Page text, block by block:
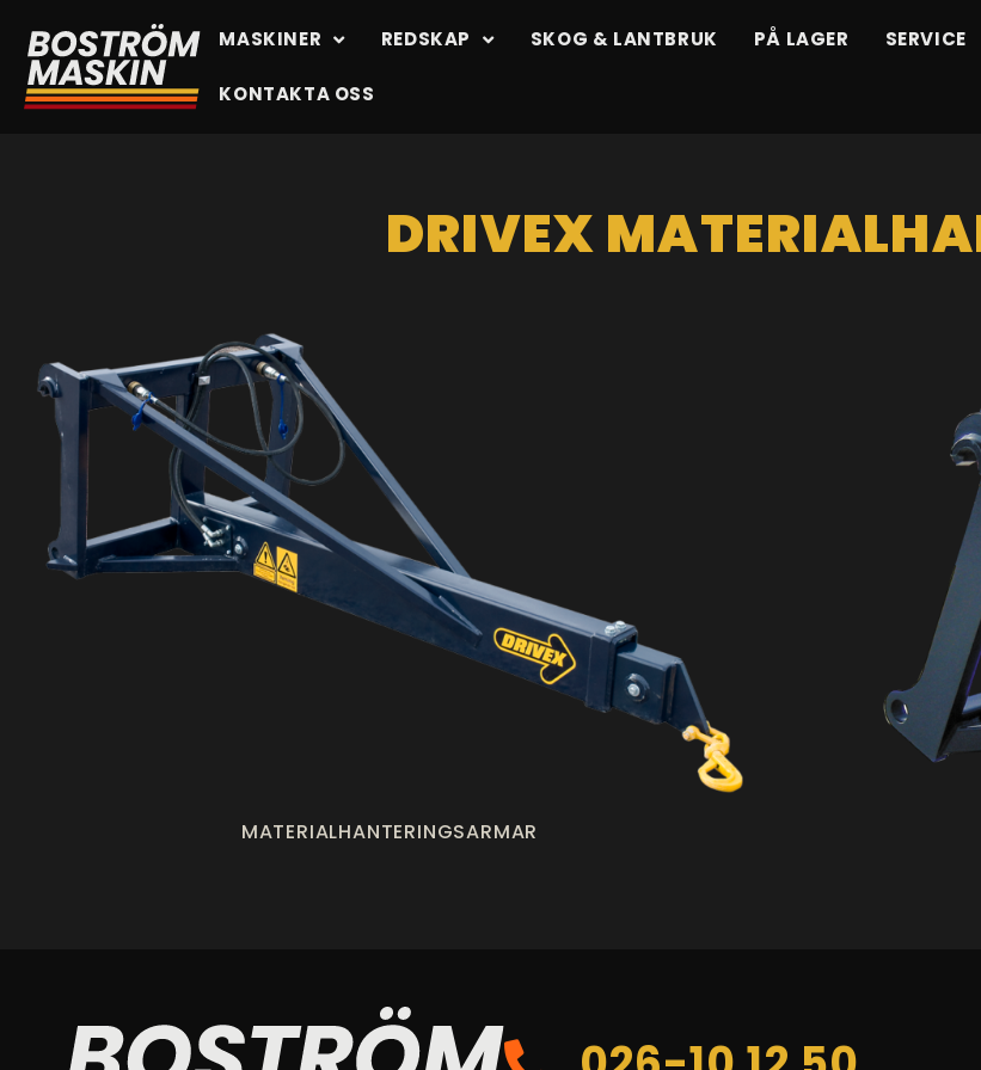
MASKINER REDSKAP SKOG & LANTBRUK PÅ LAGER SERVICE
KONTAKTA OSS
DRIVEX
MATERIALHANTERINGSARMAR